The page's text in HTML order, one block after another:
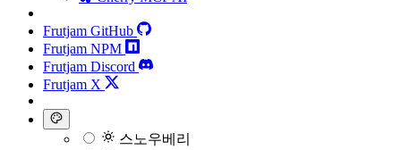
Frutjam GitHub
Frutjam NPM
Frutjam Discord
Frutjam X
스노우베리